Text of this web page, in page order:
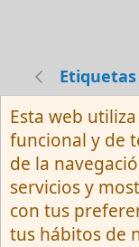
Etiquetas
Español
Contactarnos
Privacy policy
Community
2026
Esta web
funcional y de
de la
servicios y
con tus
tus hábitos de